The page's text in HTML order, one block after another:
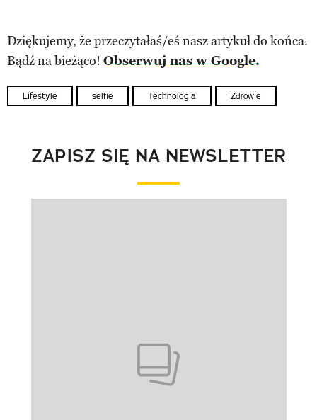
Dziękujemy, że przeczytałaś/eś nasz artykuł do końca.
Bądź na bieżąco! Obserwuj nas w Google.
Lifestyle selfie Technologia Zdrowie
ZAPISZ SIĘ NA NEWSLETTER